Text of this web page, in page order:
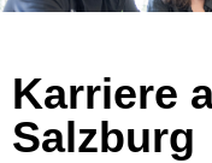
Karriere
Salzburg